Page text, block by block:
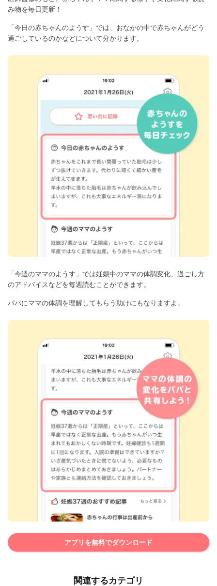
み物を毎日更新！
「今日の赤ちゃんのようす」では、おなかの中で赤ちゃんがどう
過ごしているのかなどについて分かります。
「今週のママのようす」では妊娠中のママの体調変化、過ごし方
のアドバイスなどを毎週読むことができます。
パパにママの体調を理解してもらう助けにもなりますよ。
アプリを無料でダウンロード
関連するカテゴリ